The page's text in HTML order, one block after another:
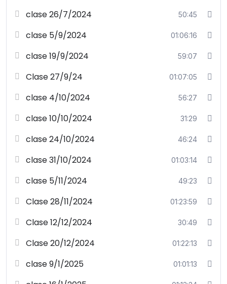
clase 26/7/2024 50:45
clase 5/9/2024 01:06:16
clase 19/9/2024 59:07
Clase 27/9/24 01:07:05
clase 4/10/2024 56:27
clase 10/10/2024 31:29
clase 24/10/2024 46:24
clase 31/10/2024 01:03:14
clase 5/11/2024 49:23
Clase 28/11/2024 01:23:59
Clase 12/12/2024 30:49
Clase 20/12/2024 01:22:13
clase 9/1/2025 01:01:13